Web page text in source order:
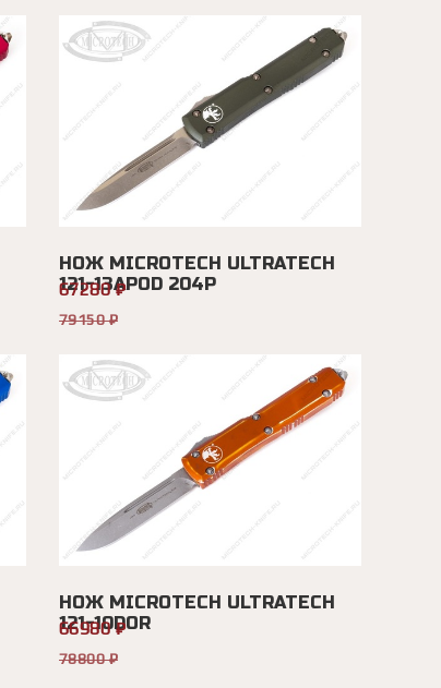
НОЖ MICROTECH ULTRATECH
121-13APOD 204P
67280 ₽
79150 ₽
НОЖ MICROTECH ULTRATECH
121-10DOR
66980 ₽
78800 ₽